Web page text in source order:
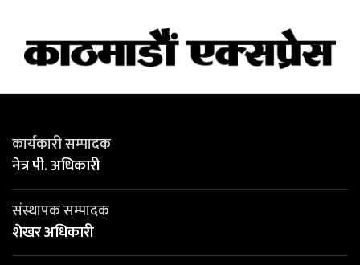
कार्यकारी सम्पादक
नेत्र पी. अधिकारी
संस्थापक सम्पादक
शेखर अधिकारी